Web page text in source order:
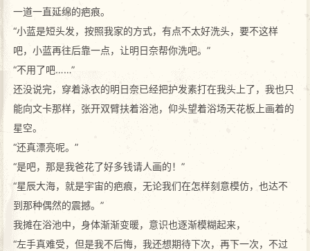
一道一直延绵的疤痕。
“小蓝是短头发，按照我家的方式，有点不太好洗头，要不这样
吧，小蓝再往后靠一点，让明日奈帮你洗吧。”
“不用了吧……”
还没说完，穿着泳衣的明日奈已经把护发素打在我头上了，我也只
能向文卡那样，张开双臂扶着浴池，仰头望着浴场天花板上画着的
星空。
“还真漂亮呢。”
“是吧，那是我爸花了好多钱请人画的！”
“星辰大海，就是宇宙的疤痕，无论我们在怎样刻意模仿，也达不
到那种偶然的震撼。”
我摊在浴池中，身体渐渐变暖，意识也逐渐模糊起来，
“左手真难受，但是我不后悔，我还想期待下次，再下一次，不过